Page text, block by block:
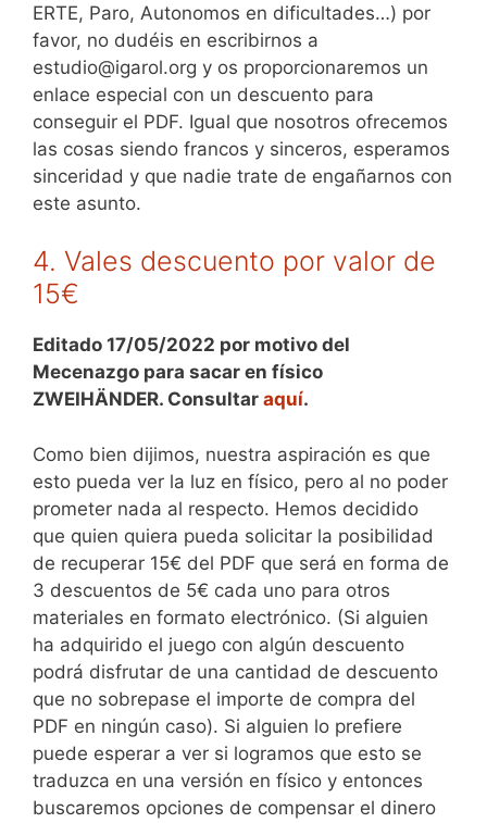
ERTE, Paro, Autonomos en dificultades…) por
favor, no dudéis en escribirnos a
estudio@igarol.org y os proporcionaremos un
enlace especial con un descuento para
conseguir el PDF. Igual que nosotros ofrecemos
las cosas siendo francos y sinceros, esperamos
sinceridad y que nadie trate de engañarnos con
este asunto.
4. Vales descuento por valor de
15€
Editado 17/05/2022 por motivo del
Mecenazgo para sacar en físico
ZWEIHÄNDER. Consultar aquí.
Como bien dijimos, nuestra aspiración es que
esto pueda ver la luz en físico, pero al no poder
prometer nada al respecto. Hemos decidido
que quien quiera pueda solicitar la posibilidad
de recuperar 15€ del PDF que será en forma de
3 descuentos de 5€ cada uno para otros
materiales en formato electrónico. (Si alguien
ha adquirido el juego con algún descuento
podrá disfrutar de una cantidad de descuento
que no sobrepase el importe de compra del
PDF en ningún caso). Si alguien lo prefiere
puede esperar a ver si logramos que esto se
traduzca en una versión en físico y entonces
buscaremos opciones de compensar el dinero